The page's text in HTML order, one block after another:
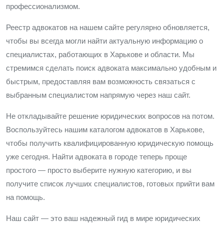
профессионализмом.
Реестр адвокатов на нашем сайте регулярно обновляется,
чтобы вы всегда могли найти актуальную информацию о
специалистах, работающих в Харькове и области. Мы
стремимся сделать поиск адвоката максимально удобным и
быстрым, предоставляя вам возможность связаться с
выбранным специалистом напрямую через наш сайт.
Не откладывайте решение юридических вопросов на потом.
Воспользуйтесь нашим каталогом адвокатов в Харькове,
чтобы получить квалифицированную юридическую помощь
уже сегодня. Найти адвоката в городе теперь проще
простого — просто выберите нужную категорию, и вы
получите список лучших специалистов, готовых прийти вам
на помощь.
Наш сайт — это ваш надежный гид в мире юридических